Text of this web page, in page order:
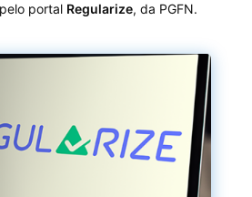
portal Regularize, da PGFN.